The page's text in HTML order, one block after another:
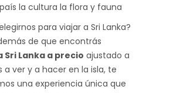
la cultura la flora y fauna
para viajar a Sri Lanka?
de que encontrás
Sri Lanka a precio ajustado a
a ver y a hacer en la isla, te
una experiencia única que